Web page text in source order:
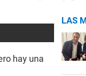
hay una
LAS